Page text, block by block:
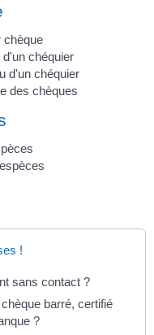
chèque
chéquier
d'un chéquier
des chèques
!
sans contact ?
barré, certifié
?